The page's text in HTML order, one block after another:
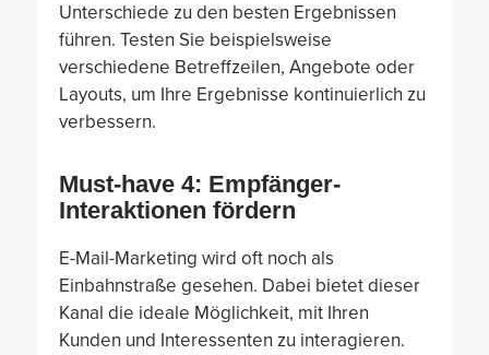
Unterschiede zu den besten Ergebnissen
führen. Testen Sie beispielsweise
verschiedene Betreffzeilen, Angebote oder
Layouts, um Ihre Ergebnisse kontinuierlich zu
verbessern.
Must-have 4: Empfänger-
Interaktionen fördern
E-Mail-Marketing wird oft noch als
Einbahnstraße gesehen. Dabei bietet dieser
Kanal die ideale Möglichkeit, mit Ihren
Kunden und Interessenten zu interagieren.